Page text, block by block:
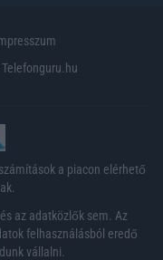
a piacon elérhető
az adatközlők sem. Az
felhasználásból eredő
vállalni.